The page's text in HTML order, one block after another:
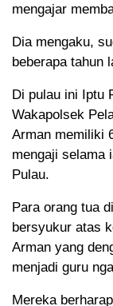
mengajar
Dia mengaku,
beberapa tahun
Di pulau ini Iptu
Wakapolsek
Arman memiliki
mengaji selama
Pulau.
Para orang tua
bersyukur atas
Arman yang
menjadi guru
Mereka